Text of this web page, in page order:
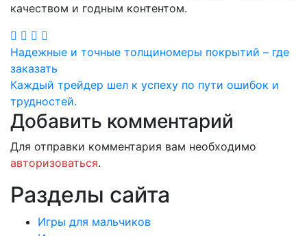
качеством и годным контентом.
Навигация
по
записям
Надежные и точные толщиномеры покрытий – где
заказать
Каждый трейдер шел к успеху по пути ошибок и
трудностей.
Добавить комментарий
Для отправки комментария вам необходимо
авторизоваться.
Разделы сайта
Игры для мальчиков